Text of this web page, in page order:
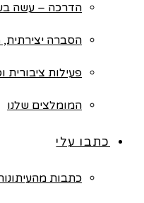
הדרכה – עשה
הסברה יצירתית,
פעילות ציבורית
המומלצים שלנו
כתבו עלי
כתבות